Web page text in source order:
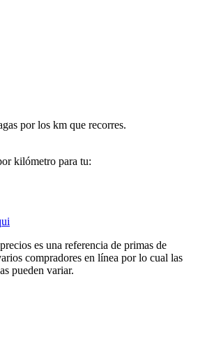
por los km que recorres.
kilómetro para tu:
es una referencia de primas de
compradores en línea por lo cual las
pueden variar.